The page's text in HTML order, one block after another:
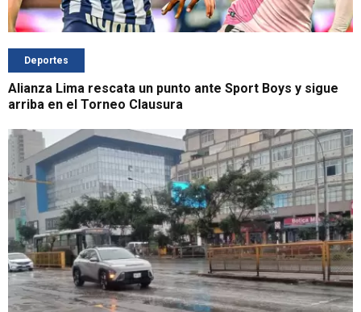
Deportes
Alianza Lima rescata un punto ante Sport Boys y sigue
arriba en el Torneo Clausura